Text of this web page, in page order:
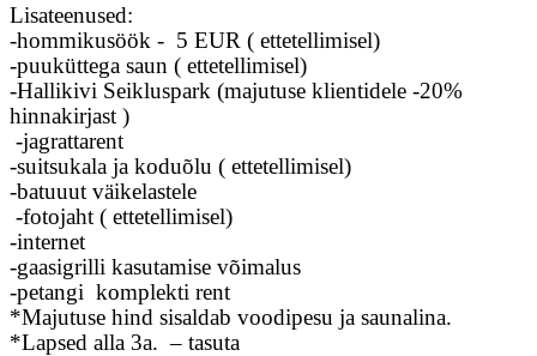
Lisateenused:
-hommikusöök - 5 EUR ( ettetellimisel)
-puuküttega saun ( ettetellimisel)
-Hallikivi Seikluspark (majutuse klientidele -20%
hinnakirjast )
-jagrattarent
-suitsukala ja koduõlu ( ettetellimisel)
-batuuut väikelastele
-fotojaht ( ettetellimisel)
-internet
-gaasigrilli kasutamise võimalus
-petangi komplekti rent
*Majutuse hind sisaldab voodipesu ja saunalina.
*Lapsed alla 3a. – tasuta